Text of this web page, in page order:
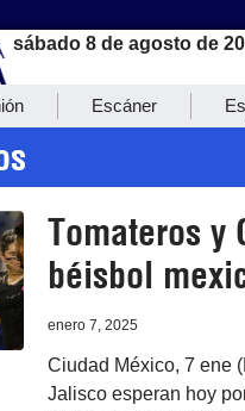
sábado 8 de agosto de
Escáner
Tomateros y
béisbol
enero 7, 2025
Ciudad México, 7 ene
Jalisco esperan hoy